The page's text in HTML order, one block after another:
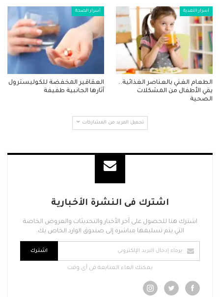
أسرار التغذية
الطعام الغني بالعناصر الغذائية..
يقي الأطفال من المشكلات
الصحية
أسرار الصحة
العقاقير المخفضة للكوليسترول
آثارها الجانبية طفيفة
تحميل المزيد من المشاركات
اشترك فى النشرة الأخبارية
اشترك هنا للحصول على آخر الأخبار والتحديثات والعروض الخاصة
التي يتم تسليمها مباشرة إلى صندوق الوارد الخاص بك.
اشترك
يمكنك الغاء المتابعة فى أى وقت